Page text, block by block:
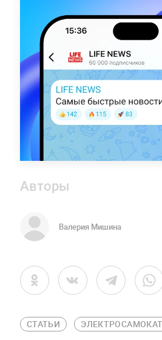
Авторы
Валерия Мишина
СТАТЬИ